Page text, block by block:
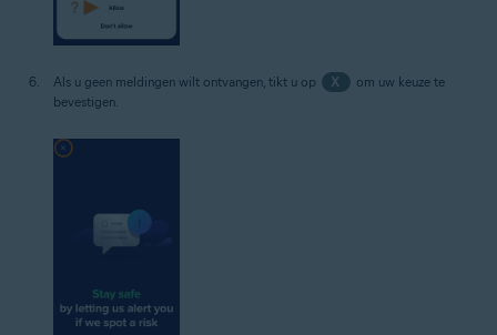
Als u geen meldingen wilt ontvangen, tikt u op X
om uw keuze te
bevestigen.